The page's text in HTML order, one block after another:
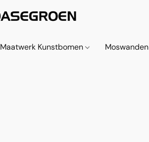
Maatwerk Kunstbomen Moswanden